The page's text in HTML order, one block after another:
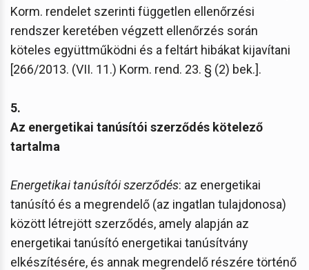
Korm. rendelet szerinti független ellenőrzési
rendszer keretében végzett ellenőrzés során
köteles együttműködni és a feltárt hibákat kijavítani
[266/2013. (VII. 11.) Korm. rend. 23. § (2) bek.].
5.
Az energetikai tanúsítói szerződés kötelező
tartalma
Energetikai tanúsítói szerződés: az energetikai
tanúsító és a megrendelő (az ingatlan tulajdonosa)
között létrejött szerződés, amely alapján az
energetikai tanúsító energetikai tanúsítvány
elkészítésére, és annak megrendelő részére történő